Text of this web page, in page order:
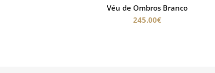
Véu de Ombros Branco
245.00€